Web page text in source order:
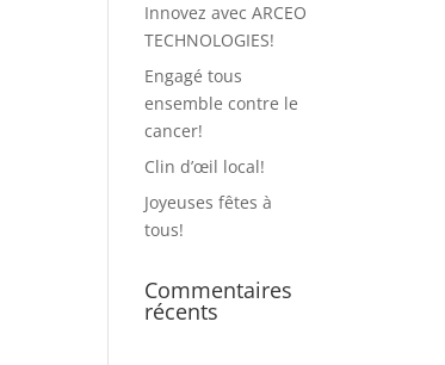
Innovez avec ARCEO
TECHNOLOGIES!
Engagé tous
ensemble contre le
cancer!
Clin d’œil local!
Joyeuses fêtes à
tous!
Commentaires
récents